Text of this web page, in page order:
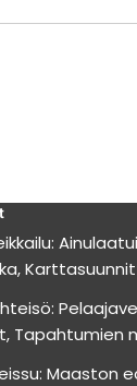
Tapahtumien
Maaston